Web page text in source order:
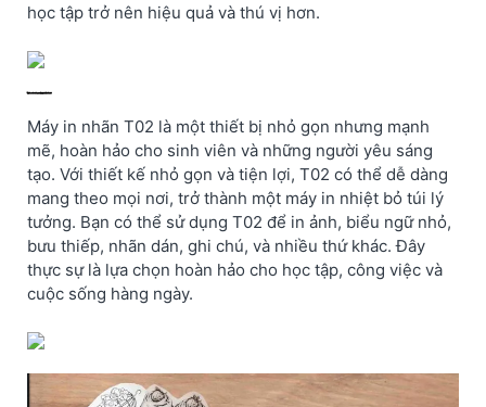
học tập trở nên hiệu quả và thú vị hơn.
Máy in nhãn T02 là một thiết bị nhỏ gọn nhưng mạnh
mẽ, hoàn hảo cho sinh viên và những người yêu sáng
tạo. Với thiết kế nhỏ gọn và tiện lợi, T02 có thể dễ dàng
mang theo mọi nơi, trở thành một máy in nhiệt bỏ túi lý
tưởng. Bạn có thể sử dụng T02 để in ảnh, biểu ngữ nhỏ,
bưu thiếp, nhãn dán, ghi chú, và nhiều thứ khác. Đây
thực sự là lựa chọn hoàn hảo cho học tập, công việc và
cuộc sống hàng ngày.